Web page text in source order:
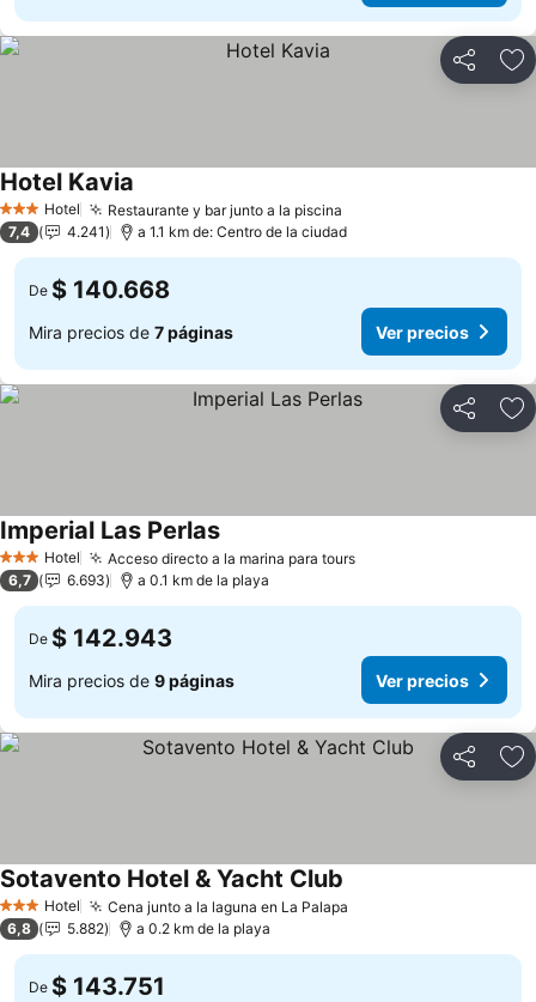
Compartir
3 Estrellas
Hotel Restaurante y bar junto a la piscina
Hotel Kavia
7,4 4.241 a 1.1 km de: Centro de la ciudad
De $ 140.668
Mira precios de 7 páginas Ver precios
Compartir
3 Estrellas
Hotel Acceso directo a la marina para toursVer precios
Imperial Las PerlasVer precios
6,7 6.693 a 0.1 km de la playa
De $ 142.943
Mira precios de 9 páginas Ver precios
Compartir
3 Estrellas
Hotel Cena junto a la laguna en La Palapa
Sotavento Hotel & Yacht Club
6,8 5.882 a 0.2 km de la playa
De $ 143.751